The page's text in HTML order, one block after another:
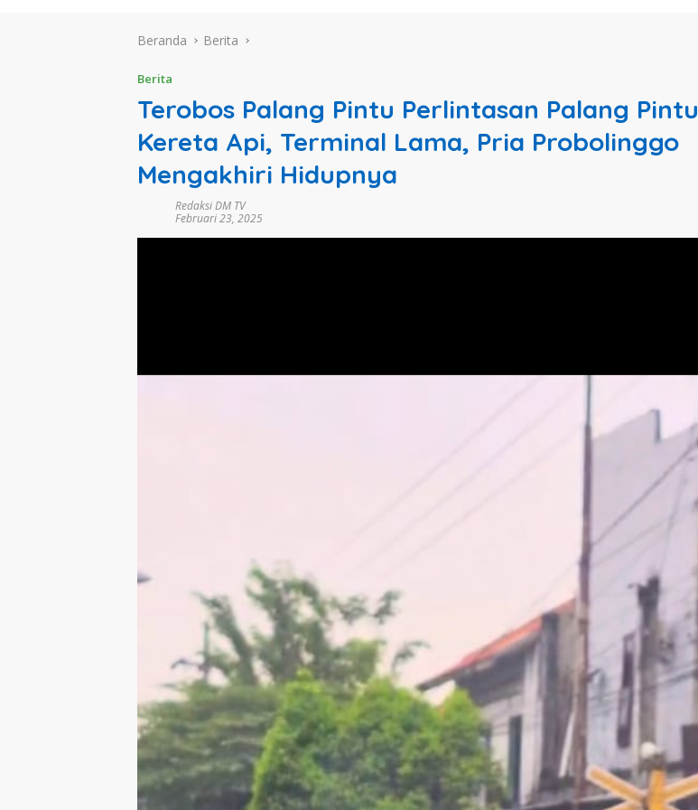
Beranda Berita
Berita
Terobos Palang Pintu Perlintasan Palang Pintu
Kereta Api, Terminal Lama, Pria Probolinggo
Mengakhiri Hidupnya
Redaksi DM TV
Februari 23, 2025